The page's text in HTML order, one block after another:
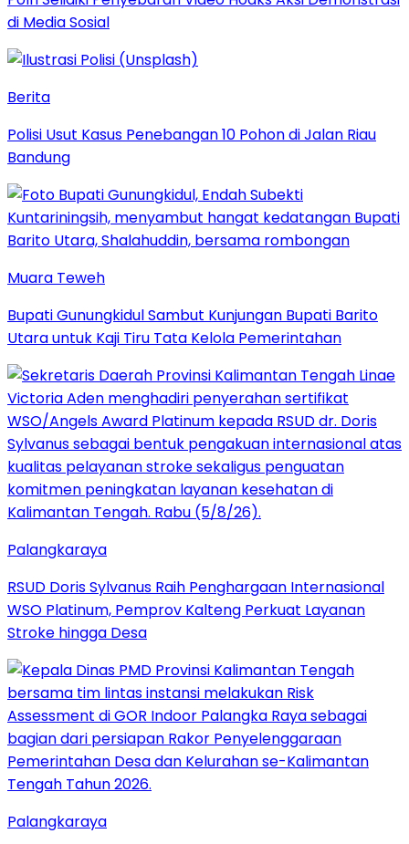
di Media Sosial
Berita
Polisi Usut Kasus Penebangan 10 Pohon di Jalan Riau
Bandung
Muara Teweh
Bupati Gunungkidul Sambut Kunjungan Bupati Barito
Utara untuk Kaji Tiru Tata Kelola Pemerintahan
Palangkaraya
RSUD Doris Sylvanus Raih Penghargaan Internasional
WSO Platinum, Pemprov Kalteng Perkuat Layanan
Stroke hingga Desa
Palangkaraya